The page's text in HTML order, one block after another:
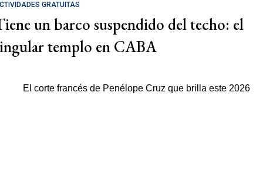
GRATUITAS
un barco suspendido del techo: el
templo en CABA